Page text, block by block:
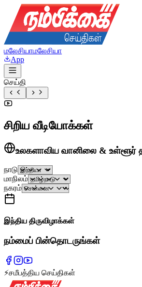
மலேசியாமலேசியா
App
செய்தி
சிறிய வீடியோக்கள்
உலகளாவிய வானிலை & உள்ளூர்
நாடு
மாநிலம்
நகரம்
இந்திய திருவிழாக்கள்
நம்மைப் பின்தொடருங்கள்
⚡சமீபத்திய செய்திகள்